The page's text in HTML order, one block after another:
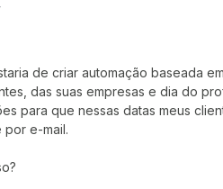
de criar automação baseada
das suas empresas e dia do
para que nessas datas meus
por e-mail.